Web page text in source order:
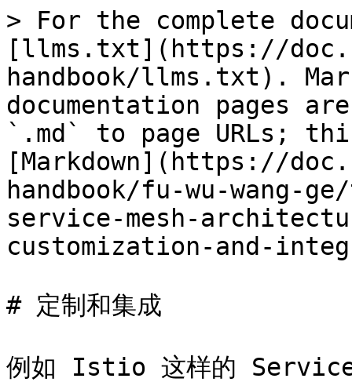
> For the complete
[llms.txt](https://
handbook/llms.txt).
documentation pages
`.md` to page URLs;
[Markdown](https://
handbook/fu-wu-wang-
service-mesh-
customization-and-
# 定制和集成
例如 Istio 这样的 Service